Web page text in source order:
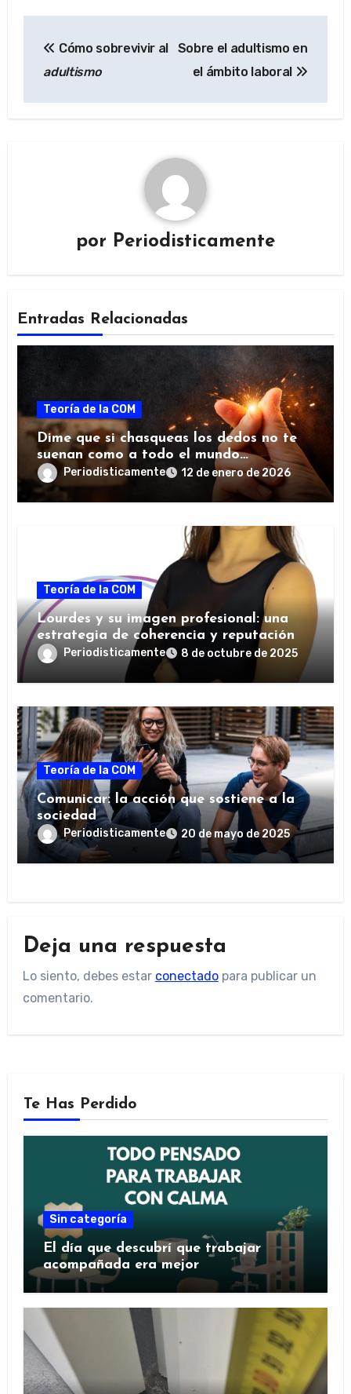
de
Cómo sobrevivir al
adultismo
Sobre el adultismo en
el ámbito laboral
por Periodisticamente
Entradas Relacionadas
Teoría de la COM
Dime que si chasqueas los dedos no te
suenan como a todo el mundo…
Periodisticamente 12 de enero de 2026
Teoría de la COM
Lourdes y su imagen profesional: una
estrategia de coherencia y reputación
Periodisticamente 8 de octubre de 2025
Teoría de la COM
Comunicar: la acción que sostiene a la
sociedad
Periodisticamente 20 de mayo de 2025
Deja una respuesta
Lo siento, debes estar conectadopara publicar un
comentario.
Te Has Perdido
Sin categoría
El día que descubrí que trabajar
acompañada era mejor